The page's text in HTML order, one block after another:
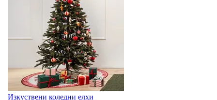
Изкуствени коледни елхи